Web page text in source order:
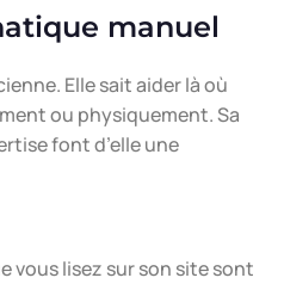
manuel
Elle sait aider là où
ou physiquement. Sa
font d’elle une
vous lisez sur son site sont